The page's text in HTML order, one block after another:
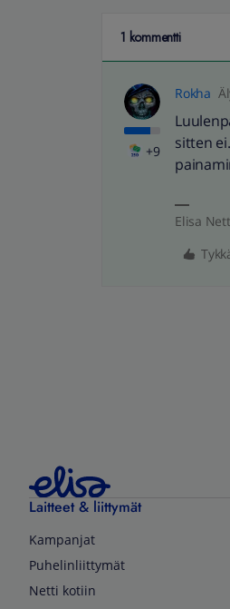
1 kommentti
+9
Rokha
sitten
Elisa
Laitteet & liittymät
Kampanjat
Puhelinliittymät
Netti kotiin